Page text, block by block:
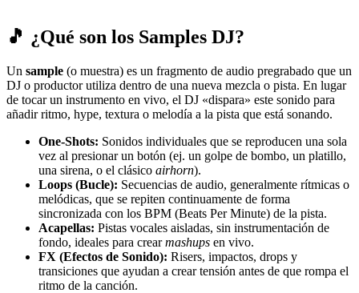
🎵 ¿Qué son los Samples DJ?
Un sample (o muestra) es un fragmento de audio pregrabado que un
DJ o productor utiliza dentro de una nueva mezcla o pista. En lugar
de tocar un instrumento en vivo, el DJ «dispara» este sonido para
añadir ritmo, hype, textura o melodía a la pista que está sonando.
One-Shots: Sonidos individuales que se reproducen una sola
vez al presionar un botón (ej. un golpe de bombo, un platillo,
una sirena, o el clásico airhorn).
Loops (Bucle): Secuencias de audio, generalmente rítmicas o
melódicas, que se repiten continuamente de forma
sincronizada con los BPM (Beats Per Minute) de la pista.
Acapellas: Pistas vocales aisladas, sin instrumentación de
fondo, ideales para crearmashups en vivo.
FX (Efectos de Sonido): Risers, impactos, drops y
transiciones que ayudan a crear tensión antes de que rompa el
ritmo de la canción.